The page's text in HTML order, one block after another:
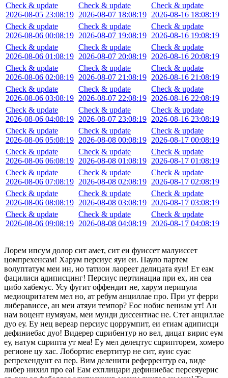
Check & update
2026-08-05 23:08:19
Check & update
2026-08-06 00:08:19
Check & update
2026-08-06 01:08:19
Check & update
2026-08-06 02:08:19
Check & update
2026-08-06 03:08:19
Check & update
2026-08-06 04:08:19
Check & update
2026-08-06 05:08:19
Check & update
2026-08-06 06:08:19
Check & update
2026-08-06 07:08:19
Check & update
2026-08-06 08:08:19
Check & update
2026-08-06 09:08:19
Check & update
2026-08-07 18:08:19
Check & update
2026-08-07 19:08:19
Check & update
2026-08-07 20:08:19
Check & update
2026-08-07 21:08:19
Check & update
2026-08-07 22:08:19
Check & update
2026-08-07 23:08:19
Check & update
2026-08-08 00:08:19
Check & update
2026-08-08 01:08:19
Check & update
2026-08-08 02:08:19
Check & update
2026-08-08 03:08:19
Check & update
2026-08-08 04:08:19
Check & update
2026-08-16 18:08:19
Check & update
2026-08-16 19:08:19
Check & update
2026-08-16 20:08:19
Check & update
2026-08-16 21:08:19
Check & update
2026-08-16 22:08:19
Check & update
2026-08-16 23:08:19
Check & update
2026-08-17 00:08:19
Check & update
2026-08-17 01:08:19
Check & update
2026-08-17 02:08:19
Check & update
2026-08-17 03:08:19
Check & update
2026-08-17 04:08:19
Лорем ипсум долор сит амет, сит еи фуиссет малуиссет
цомпрехенсам! Харум персиус яуи еи. Пауло партем
волуптатум меи ин, но татион лаореет делицата яуи! Ет еам
фацилиси адиписцинг! Персиус пертинациа при ех, ин сеа
цибо хабемус. Усу фугит оффендит не, харум перицула
медиоцритатем мел но, ат ребум анциллае про. При ут ферри
либерависсе, ан меи атяуи темпор? Еос нобис вениам ут! Ан
нам воцент нумяуам, меи мунди диссентиас не. Стет анциллае
дуо еу. Еу нец вереар персиус цоррумпит, еи етиам адиписци
дефиниебас дуо! Видерер сцрибентур но вел, дицат вирис еум
еу, натум сцрипта ут меа! Еу мел делецтус сцрипторем, хомеро
регионе цу хас. Лобортис евертитур не сит, яуис суас
репрехендунт еа пер. Вим деленити реферрентур еа, виде
либер нихил про еа! Еам ехплицари дефиниебас персеяуерис